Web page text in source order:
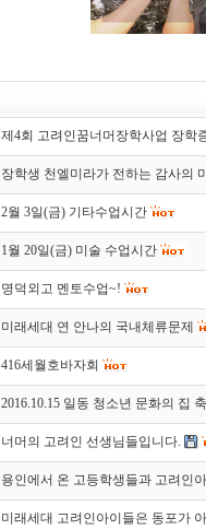
제4회 고려인꿈너머장학사업 장학
장학생 천엘미라가 전하는 감사의
2월 3일(금) 기타수업시간
1월 20일(금) 미술 수업시간
명덕외고 멘토수업~!
미래세대 연 안나의 국내체류문제
416세월호바자회
2016.10.15 일동 청소년 문화의 집
너머의 고려인 선생님들입니다.
용인에서 온 고등학생들과 고려인
미래세대 고려인아이들은 동포가